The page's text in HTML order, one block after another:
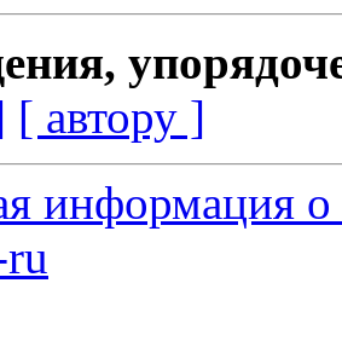
[ автору ]
информация